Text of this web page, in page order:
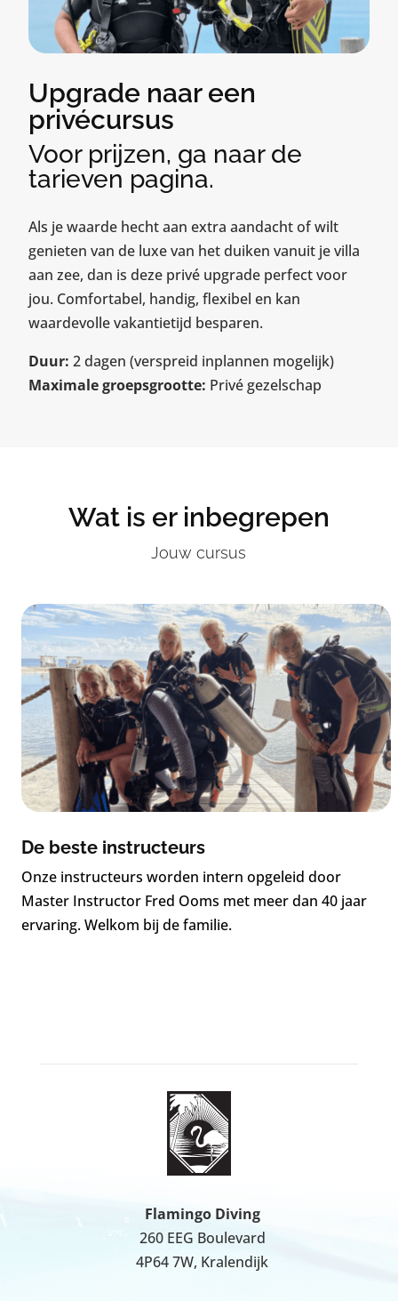
Upgrade naar een
privécursus
Voor prijzen, ga naar de
tarieven pagina.
Als je waarde hecht aan extra aandacht of wilt
genieten van de luxe van het duiken vanuit je villa
aan zee, dan is deze privé upgrade perfect voor
jou. Comfortabel, handig, flexibel en kan
waardevolle vakantietijd besparen.
Duur: 2 dagen (verspreid inplannen mogelijk)
Maximale groepsgrootte: Privé gezelschap
Wat is er inbegrepen
Jouw cursus
De beste instructeurs
Onze instructeurs worden intern opgeleid door
Master Instructor Fred Ooms met meer dan 40 jaar
ervaring. Welkom bij de familie.
Flamingo Diving
260 EEG Boulevard
4P64 7W, Kralendijk